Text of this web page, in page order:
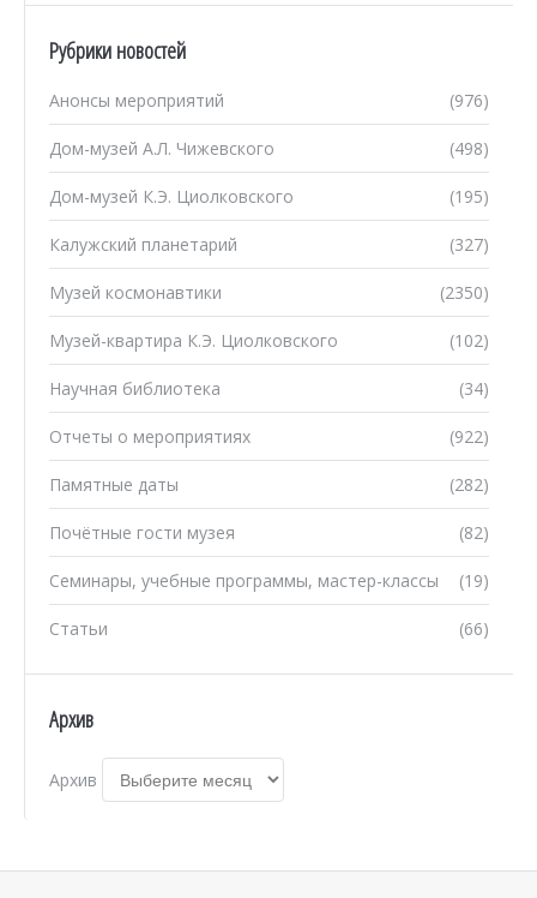
Рубрики новостей
(976)
Анонсы мероприятий
(498)
Дом-музей А.Л. Чижевского
(195)
Дом-музей К.Э. Циолковского
(327)
Калужский планетарий
(2350)
Музей космонавтики
(102)
Музей-квартира К.Э. Циолковского
(34)
Научная библиотека
(922)
Отчеты о мероприятиях
(282)
Памятные даты
(82)
Почётные гости музея
(19)
Семинары, учебные программы, мастер-классы
(66)
Статьи
Архив
Архив